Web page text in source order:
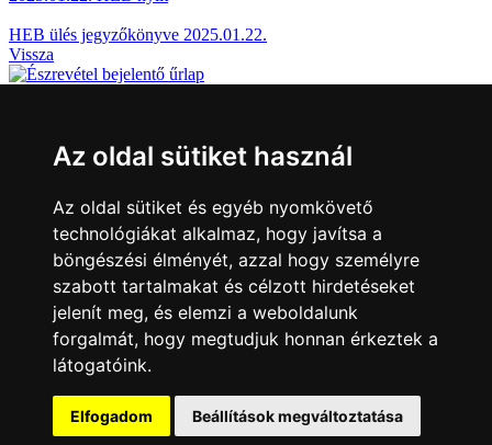
Az oldal sütiket használ
Az oldal sütiket és egyéb nyomkövető
technológiákat alkalmaz, hogy javítsa a
böngészési élményét, azzal hogy személyre
szabott tartalmakat és célzott hirdetéseket
jelenít meg, és elemzi a weboldalunk
forgalmát, hogy megtudjuk honnan érkeztek a
látogatóink.
Elfogadom Beállítások megváltoztatása
HEB ülés jegyzőkönyve 2025.01.22.
Vissza
Jelezze nekünk, ha megoldásra váró üggyel találkozott Sárváron!
Sárváriaknak
Hirdetmények, pályázatok E-ügyintézés Egészségügy Moziműsor
Turistáknak
Sárvárfürdő Nádasdy-vár
Befektetőknek